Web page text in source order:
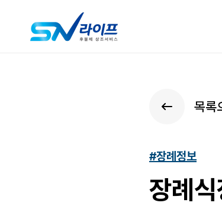
목록
#장례정보
장례